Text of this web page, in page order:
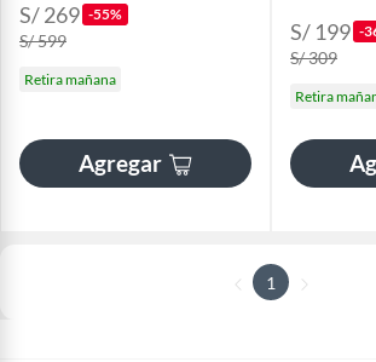
S/ 269 -55%
S/ 599
Retira mañana
Agregar
S/ 199 -
S/ 309
Retira
1